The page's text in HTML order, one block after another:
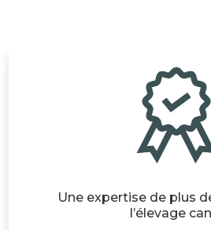
Une expertise de plus
l’élevage